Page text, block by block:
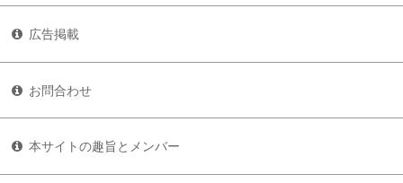
広告掲載
お問合わせ
本サイトの趣旨とメンバー